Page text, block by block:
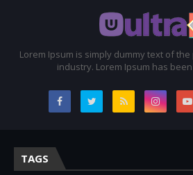
Lorem Ipsum is simply dummy text of
industry. Lorem Ipsum has
TAGS